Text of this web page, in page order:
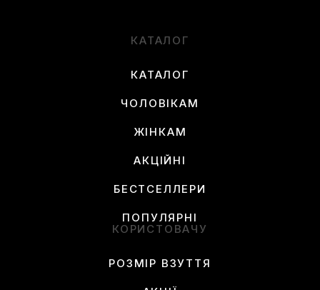
КАТАЛОГ
КАТАЛОГ
ЧОЛОВІКАМ
ЖІНКАМ
АКЦІЙНІ
БЕСТСЕЛЛЕРИ
ПОПУЛЯРНІ
КОРИСТОВАЧУ
РОЗМІР ВЗУТТЯ